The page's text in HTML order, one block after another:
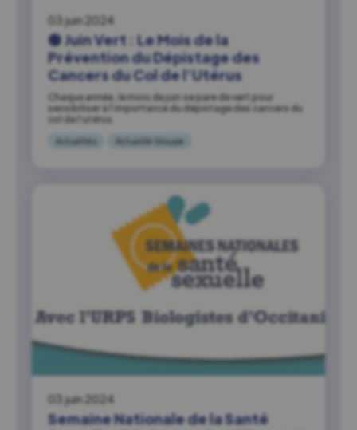
03 juin 2024
🟢 Juin Vert : Le Mois de la
Prévention du Dépistage des
Cancers du Col de l’Utérus
Chaque année, le mois de juin se pare de vert pour
sensibiliser à l’importance du dépistage des cancers du
col de l’utérus.
Actualités Actualité Groupe
03 juin 2024
Semaine Nationale de la Santé